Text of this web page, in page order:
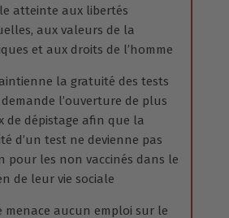
atteinte aux libertés
aux valeurs de la
et aux droits de l’homme
la gratuité des tests
demande l’ouverture de plus
de dépistage afin que la
d’un test ne devienne pas
pour les non vaccinés dans le
de leur vie sociale
menace aucun emploi sur le